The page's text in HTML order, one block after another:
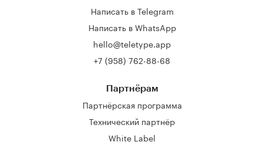
Написать в Telegram
Написать в WhatsApp
hello@teletype.app
+7 (958) 762-88-68
Партнёрам
Партнёрская программа
Технический партнёр
White Label